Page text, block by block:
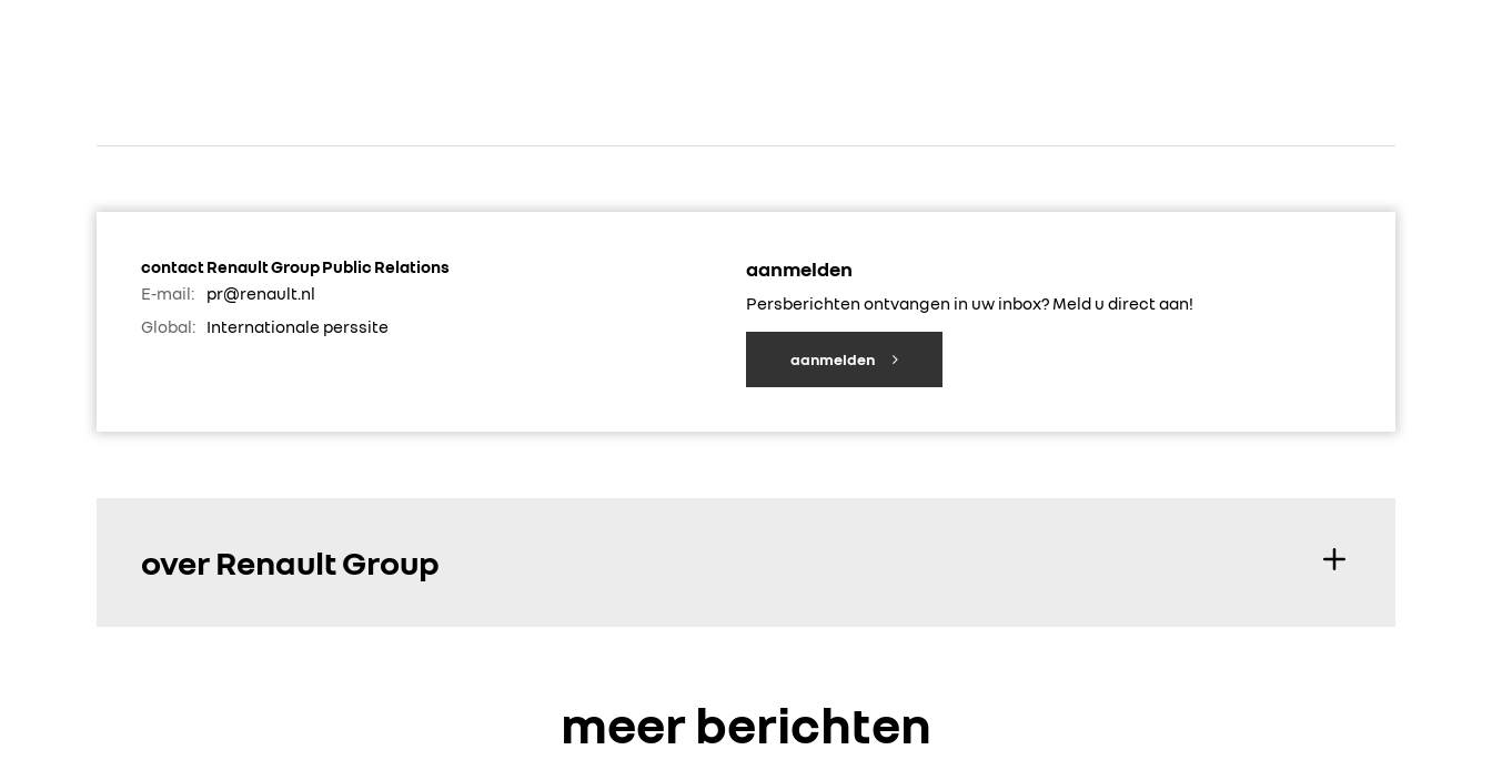
contact Renault Group Public Relations
E-mail:
pr@renault.nl
Global:
Internationale perssite
aanmelden
Persberichten ontvangen in uw inbox? Meld u direct aan!
aanmelden
over Renault Group
meer berichten